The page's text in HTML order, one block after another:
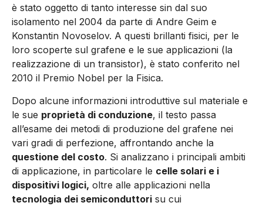
è stato oggetto di tanto interesse sin dal suo
isolamento nel 2004 da parte di Andre Geim e
Konstantin Novoselov. A questi brillanti fisici, per le
loro scoperte sul grafene e le sue applicazioni (la
realizzazione di un transistor), è stato conferito nel
2010 il Premio Nobel per la Fisica.
Dopo alcune informazioni introduttive sul materiale e
le sue proprietà di conduzione, il testo passa
all’esame dei metodi di produzione del grafene nei
vari gradi di perfezione, affrontando anche la
questione del costo. Si analizzano i principali ambiti
di applicazione, in particolare le celle solari e i
dispositivi logici, oltre alle applicazioni nella
tecnologia dei semiconduttori su cui